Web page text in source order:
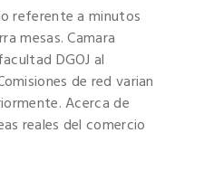
referente a minutos
mesas. Camara
DGOJ al
de red varian
Acerca de
reales del comercio